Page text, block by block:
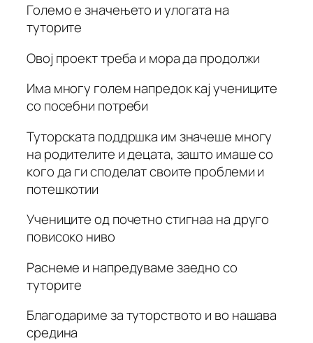
Големо е значењето и улогата на
туторите
Овој проект треба и мора да продолжи
Има многу голем напредок кај учениците
со посебни потреби
Туторската поддршка им значеше многу
на родителите и децата, зашто имаше со
кого да ги споделат своите проблеми и
потешкотии
Учениците од почетно стигнаа на друго
повисоко ниво
Раснеме и напредуваме заедно со
туторите
Благодариме за туторството и во нашава
средина